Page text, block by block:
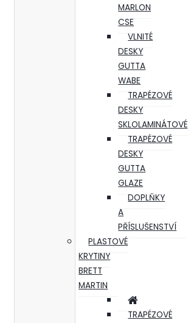
MARLON
CSE
VLNITÉ
DESKY
GUTTA
WABE
TRAPÉZOVÉ
DESKY
SKLOLAMINÁTOVÉ
TRAPÉZOVÉ
DESKY
GUTTA
GLAZE
DOPLŇKY
A
PŘÍSLUŠENSTVÍ
PLASTOVÉ
KRYTINY
BRETT
MARTIN
TRAPÉZOVÉ